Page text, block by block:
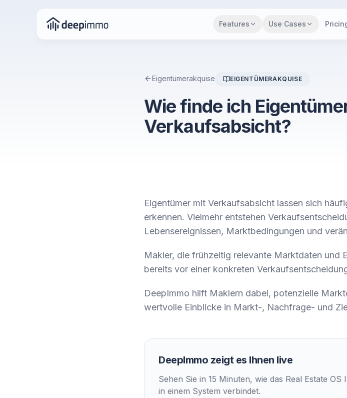
Features Use Cases
Eigentümerakquise EIGENTÜMERAKQUISE
Wie finde ich
Verkaufsabsicht?
Eigentümer mit Verkaufsabsicht lassen sich
erkennen. Vielmehr entstehen
Lebensereignissen, Marktbedingungen und
Makler, die frühzeitig relevante Marktdaten und
bereits vor einer konkreten
DeepImmo hilft Maklern dabei, potenzielle
wertvolle Einblicke in Markt-, Nachfrage- und
DeepImmo zeigt es Ihnen live
Sehen Sie in 15 Minuten, wie das Real Estate
in einem System verbindet.